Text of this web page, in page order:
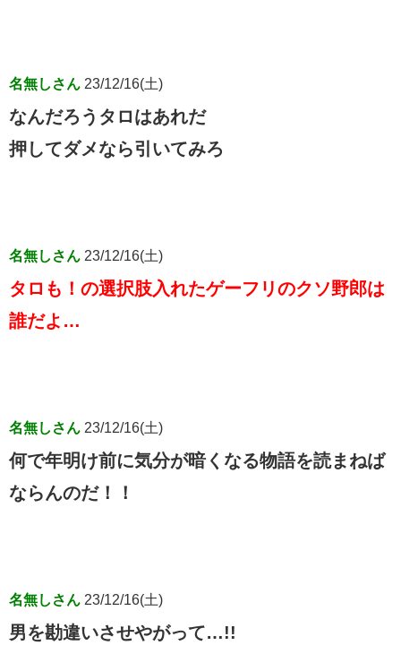
名無しさん 23/12/16(土)
なんだろうタロはあれだ
押してダメなら引いてみろ
名無しさん 23/12/16(土)
タロも！の選択肢入れたゲーフリのクソ野郎は
誰だよ…
名無しさん 23/12/16(土)
何で年明け前に気分が暗くなる物語を読まねば
ならんのだ！！
名無しさん 23/12/16(土)
男を勘違いさせやがって…!!